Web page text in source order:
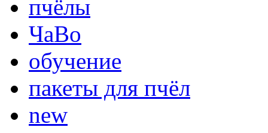
пчёлы
ЧаВо
обучение
пакеты для пчёл
new